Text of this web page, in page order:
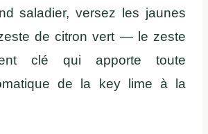
saladier, versez les jaunes
de citron vert — le zeste
clé qui apporte toute
de la key lime à la